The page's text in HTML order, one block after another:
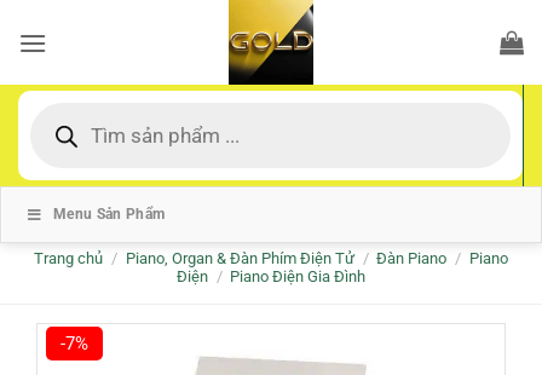
qua
dung
kiếm
Menu Sản Phẩm
Trang chủ / Piano, Organ & Đàn Phím Điện Tử / Đàn Piano / Piano
Điện / Piano Điện Gia Đình
-7%